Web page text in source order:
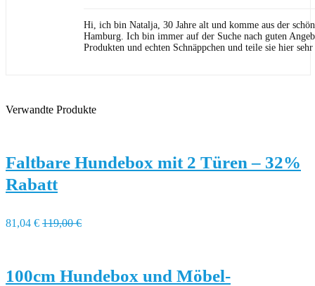
Hi, ich bin Natalja, 30 Jahre alt und komme aus der
Hamburg. Ich bin immer auf der Suche nach guten
Produkten und echten Schnäppchen und teile sie hier
Verwandte Produkte
Faltbare Hundebox mit 2 Türen – 32%
Rabatt
81,04 € 119,00 €
100cm Hundebox und Möbel-